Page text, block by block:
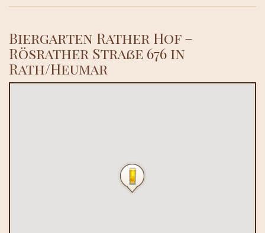
Biergarten Rather Hof –
Rösrather Straße 676 in
Rath/Heumar